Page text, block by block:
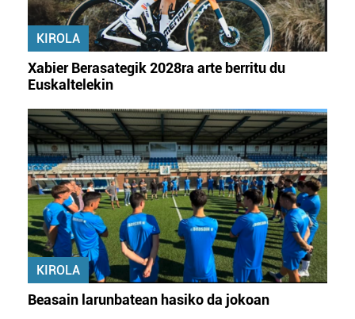
KIROLA
Xabier Berasategik 2028ra arte berritu du
Euskaltelekin
KIROLA
Beasain larunbatean hasiko da jokoan